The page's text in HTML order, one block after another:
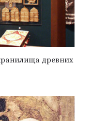
древних